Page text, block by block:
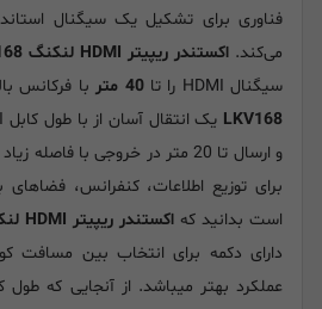
می‌کند. اکستندر ریپیتر HDMI لنکنگ LENKENG LKV168
سیگنال HDMI را تا
40 متر با فرکانس
LKV168
و ارسال تا 20 متر در خروجی با
برای توزیع اطلاعات، کنفرانس،
است بدانید که اکستندر ریپیتر HDMI لنکنگ LENKENG LKV168
عملکرد بهتر میباشد. از آنجایی که طول